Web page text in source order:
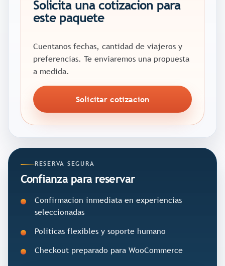
Solicita una cotizacion para
este paquete
Cuentanos fechas, cantidad de viajeros y
preferencias. Te enviaremos una propuesta
a medida.
Solicitar cotizacion
RESERVA SEGURA
Confianza para reservar
Confirmacion inmediata en experiencias
seleccionadas
Politicas flexibles y soporte humano
Checkout preparado para WooCommerce